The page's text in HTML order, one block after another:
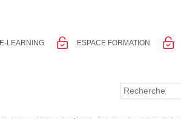
E-LEARNING ESPACE FORMATION